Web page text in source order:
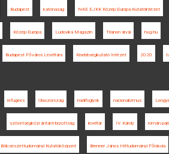
Budapest katonaság NKE EJKK Közép-Európa Kutatóintézet
Közép-Európa Ludovika Magazin Trianon árvái hvg.hu
Budapest Főváros Levéltára Kisebbségkutató Intézet 2020
refugees Olaszország hadifoglyok nacionalizmus
szövetségközi antant-bizottság levéltár IV. Károly román
Bölcsészettudományi Kutatóközpont Brenner János Hittudományi Főiskola